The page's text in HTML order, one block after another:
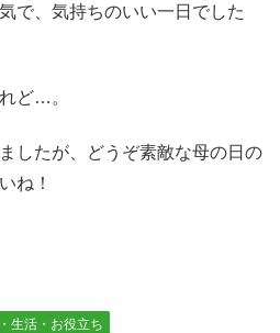
で、気持ちのいい一日でした
ど…。
したが、どうぞ素敵な母の日の
ね！
生活・お役立ち